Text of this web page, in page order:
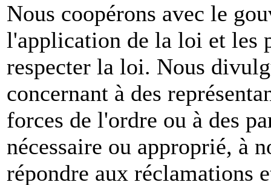
Nous coopérons avec le
l'application de la loi et les
respecter la loi. Nous
concernant à des
forces de l'ordre ou à des
nécessaire ou approprié, à
répondre aux réclamations